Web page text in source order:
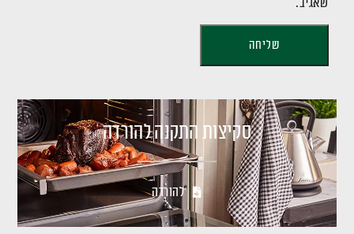
סקיצות התקנה להורדה
להורדה